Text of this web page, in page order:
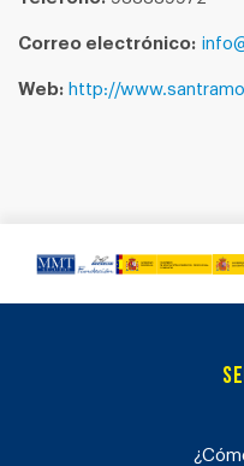
Correo electrónico:
Web: http://